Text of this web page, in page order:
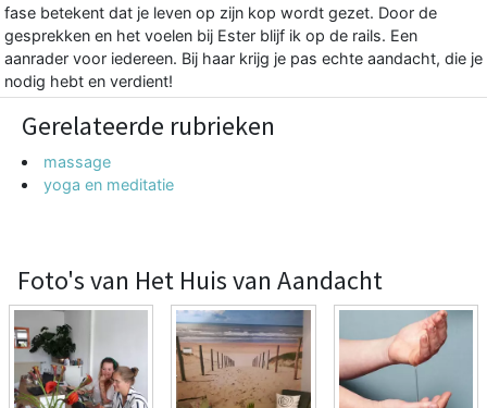
fase betekent dat je leven op zijn kop wordt gezet. Door de
gesprekken en het voelen bij Ester blijf ik op de rails. Een
aanrader voor iedereen. Bij haar krijg je pas echte aandacht, die je
nodig hebt en verdient!
Gerelateerde rubrieken
massage
yoga en meditatie
Foto's van Het Huis van Aandacht